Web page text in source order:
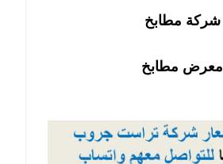
شركة مطابخ
معرض مطابخ